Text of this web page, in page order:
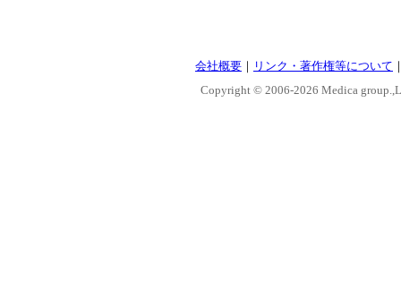
会社概要 ｜ リンク・著作権等について
Copyright © 2006-2026 Medica